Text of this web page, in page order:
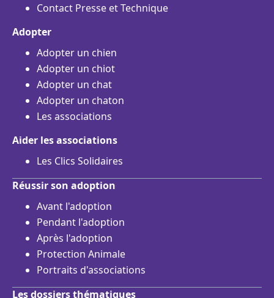
Contact Presse et Technique
Adopter
Adopter un chien
Adopter un chiot
Adopter un chat
Adopter un chaton
Les associations
Aider les associations
Les Clics Solidaires
Réussir son adoption
Avant l'adoption
Pendant l'adoption
Après l'adoption
Protection Animale
Portraits d'associations
Les dossiers thématiques